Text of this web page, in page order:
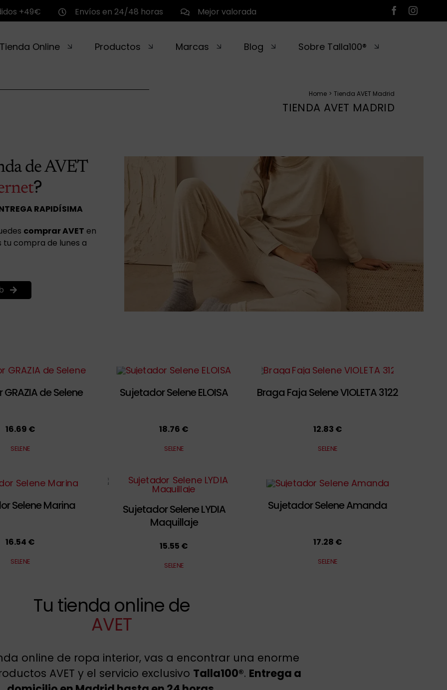
+49€ Envíos en 24/48 horas Mejor valorada
Tienda Online Productos Marcas Blog Sobre Talla100®
Home Tienda AVET Madrid
TIENDA AVET MADRID
de AVET
?
RAPIDÍSIMA
comprar AVET en
tu compra de lunes a
de Selene
16.69 €
SELENE
Sujetador Selene ELOISA
18.76 €
SELENE
Braga Faja Selene VIOLETA 3122
12.83 €
SELENE
Selene Marina
16.54 €
SELENE
Sujetador Selene LYDIA
Maquillaje
15.55 €
SELENE
Sujetador Selene Amanda
17.28 €
SELENE
Tu tienda online de
AVET
online de ropa interior, vas a encontrar una enorme
AVET y el servicio exclusivo Talla100®. Entrega a